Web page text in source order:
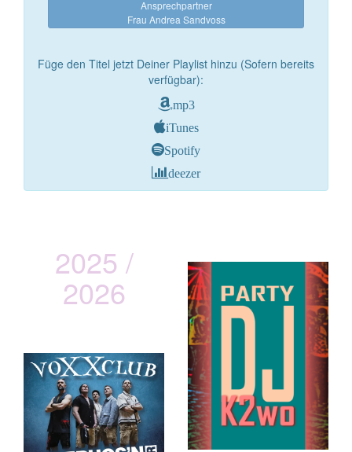
Ansprechpartner
Frau Andrea Sandvoss
Füge den Titel jetzt Deiner Playlist hinzu (Sofern bereits
verfügbar):
mp3
iTunes
Spotify
deezer
2025 /
2026